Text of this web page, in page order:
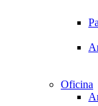
Oficina